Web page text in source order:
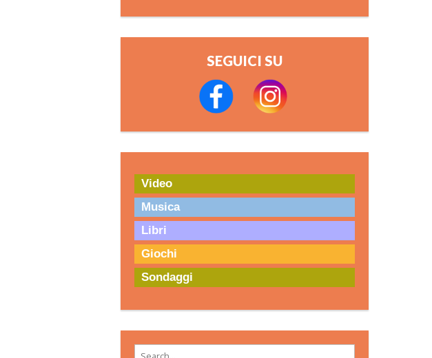
SEGUICI SU
Video
Musica
Libri
Giochi
Sondaggi
Search for: